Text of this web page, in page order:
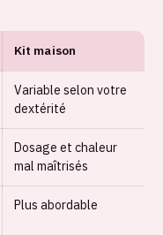
Kit maison
Variable selon votre
dextérité
Dosage et chaleur
mal maîtrisés
Plus abordable